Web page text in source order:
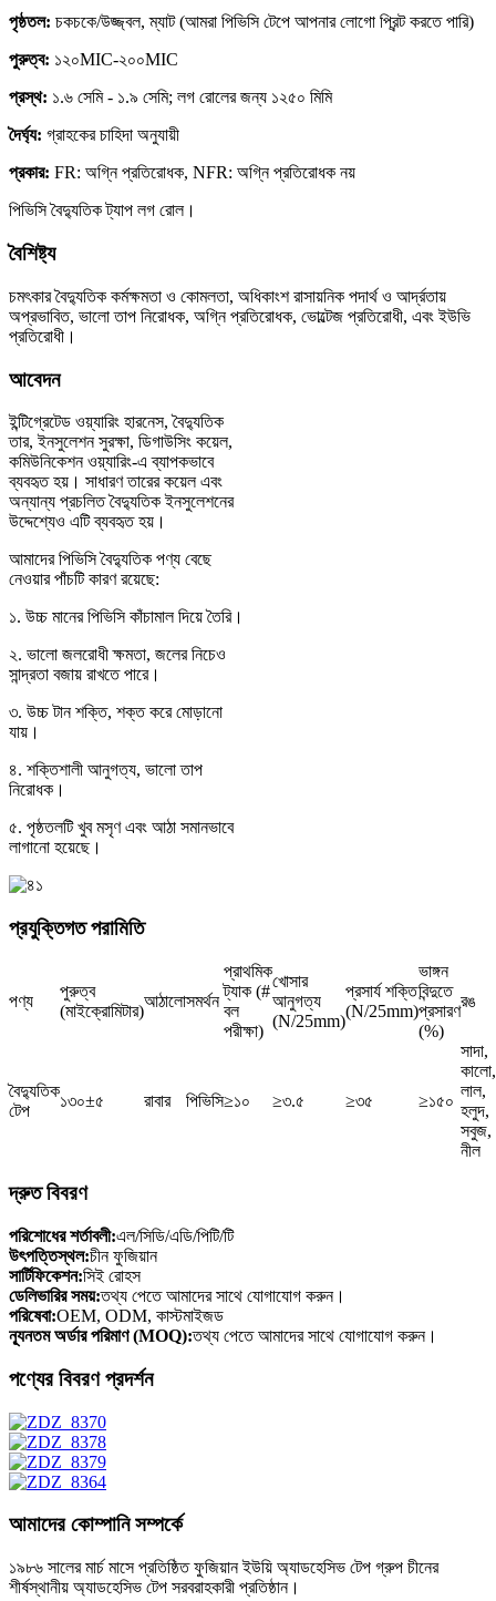
পৃষ্ঠতল: চকচকে/উজ্জ্বল, ম্যাট (আমরা পিভিসি টেপে আপনার লোগো প্রিন্ট করতে পারি)
পুরুত্ব: ১২০MIC-২০০MIC
প্রস্থ: ১.৬ সেমি - ১.৯ সেমি; লগ রোলের জন্য ১২৫০ মিমি
দৈর্ঘ্য: গ্রাহকের চাহিদা অনুযায়ী
প্রকার: FR: অগ্নি প্রতিরোধক, NFR: অগ্নি প্রতিরোধক নয়
পিভিসি বৈদ্যুতিক ট্যাপ লগ রোল।
বৈশিষ্ট্য
চমৎকার বৈদ্যুতিক কর্মক্ষমতা ও কোমলতা, অধিকাংশ রাসায়নিক পদার্থ ও আর্দ্রতায়
অপ্রভাবিত, ভালো তাপ নিরোধক, অগ্নি প্রতিরোধক, ভোল্টেজ প্রতিরোধী, এবং ইউভি
প্রতিরোধী।
আবেদন
ইন্টিগ্রেটেড ওয়্যারিং হারনেস, বৈদ্যুতিক
তার, ইনসুলেশন সুরক্ষা, ডিগাউসিং কয়েল,
কমিউনিকেশন ওয়্যারিং-এ ব্যাপকভাবে
ব্যবহৃত হয়। সাধারণ তারের কয়েল এবং
অন্যান্য প্রচলিত বৈদ্যুতিক ইনসুলেশনের
উদ্দেশ্যেও এটি ব্যবহৃত হয়।
আমাদের পিভিসি বৈদ্যুতিক পণ্য বেছে
নেওয়ার পাঁচটি কারণ রয়েছে:
১. উচ্চ মানের পিভিসি কাঁচামাল দিয়ে তৈরি।
২. ভালো জলরোধী ক্ষমতা, জলের নিচেও
সান্দ্রতা বজায় রাখতে পারে।
৩. উচ্চ টান শক্তি, শক্ত করে মোড়ানো
যায়।
৪. শক্তিশালী আনুগত্য, ভালো তাপ
নিরোধক।
৫. পৃষ্ঠতলটি খুব মসৃণ এবং আঠা সমানভাবে
লাগানো হয়েছে।
প্রযুক্তিগত পরামিতি
পণ্য
পুরুত্ব
(মাইক্রোমিটার)
আঠালোসমর্থন
প্রাথমিক
ট্যাক (#
বল
পরীক্ষা)
খোসার
আনুগত্য
(N/25mm)
প্রসার্য শক্তি
(N/25mm)
ভাঙ্গন
বিন্দুতে
প্রসারণ
(%)
রঙ
বৈদ্যুতিক
টেপ
১৩০±৫ রাবার পিভিসি≥১০ ≥৩.৫ ≥৩৫ ≥১৫০
সাদা,
কালো,
লাল,
হলুদ,
সবুজ,
নীল
দ্রুত বিবরণ
পরিশোধের শর্তাবলী:এল/সিডি/এডি/পিটি/টি
উৎপত্তিস্থল:চীন ফুজিয়ান
সার্টিফিকেশন:সিই রোহস
ডেলিভারির সময়:তথ্য পেতে আমাদের সাথে যোগাযোগ করুন।
পরিষেবা:OEM, ODM, কাস্টমাইজড
ন্যূনতম অর্ডার পরিমাণ (MOQ):তথ্য পেতে আমাদের সাথে যোগাযোগ করুন।
পণ্যের বিবরণ প্রদর্শন
আমাদের কোম্পানি সম্পর্কে
১৯৮৬ সালের মার্চ মাসে প্রতিষ্ঠিত ফুজিয়ান ইউয়ি অ্যাডহেসিভ টেপ গ্রুপ চীনের
শীর্ষস্থানীয় অ্যাডহেসিভ টেপ সরবরাহকারী প্রতিষ্ঠান।